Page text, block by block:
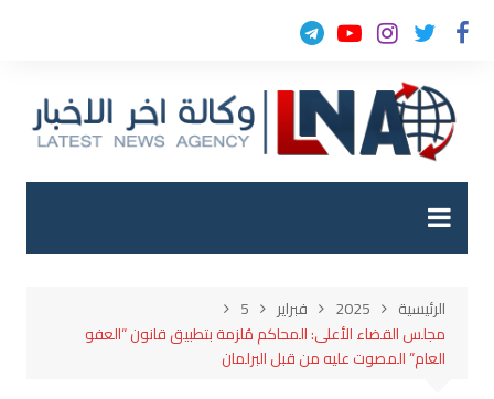
التجاوز
الرئيسية 2025 فبراير
5
مجلس القضاء الأعلى: المحاكم مُلزمة بتطبيق قانون “العفو
العام” المصوت عليه من قبل البرلمان